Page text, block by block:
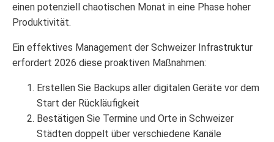
einen potenziell chaotischen Monat in eine Phase hoher
Produktivität.
Ein effektives Management der Schweizer Infrastruktur
erfordert 2026 diese proaktiven Maßnahmen:
Erstellen Sie Backups aller digitalen Geräte vor dem
Start der Rückläufigkeit
Bestätigen Sie Termine und Orte in Schweizer
Städten doppelt über verschiedene Kanäle